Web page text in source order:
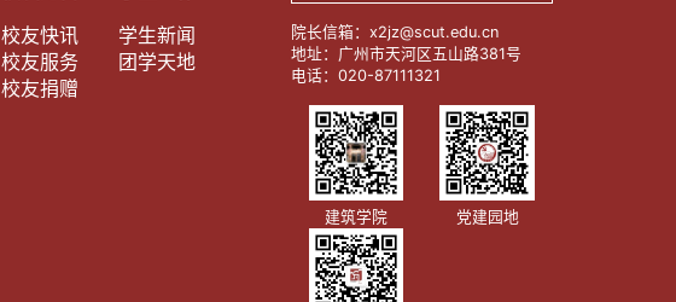
校友快讯
校友服务
校友捐赠
学生新闻
团学天地
院长信箱：x2jz@scut.edu.cn
地址：广州市天河区五山路381号
电话：020-87111321
建筑学院 党建园地